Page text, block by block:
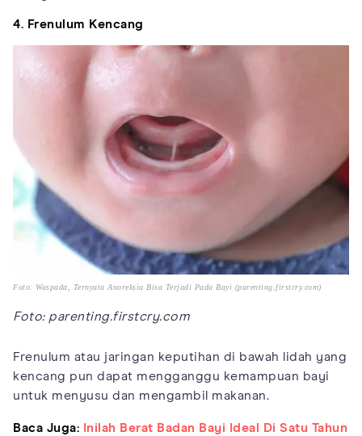
4. Frenulum Kencang
Foto: Waspada, Ternyata Anoreksia Bisa Terjadi Pada Bayi (parenting.firstcry.com)
Foto: parenting.firstcry.com
Frenulum atau jaringan keputihan di bawah lidah yang
kencang pun dapat mengganggu kemampuan bayi
untuk menyusu dan mengambil makanan.
Baca Juga:
Inilah Berat Badan Bayi Ideal Di Satu Tahun